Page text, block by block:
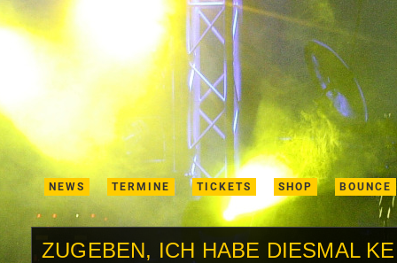
NEWS TERMINE TICKETS SHOP BOUNCE
ZUGEBEN, ICH HABE DIESMAL